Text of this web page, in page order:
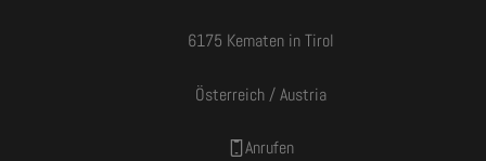
6175 Kematen in Tirol
Österreich / Austria
Anrufen